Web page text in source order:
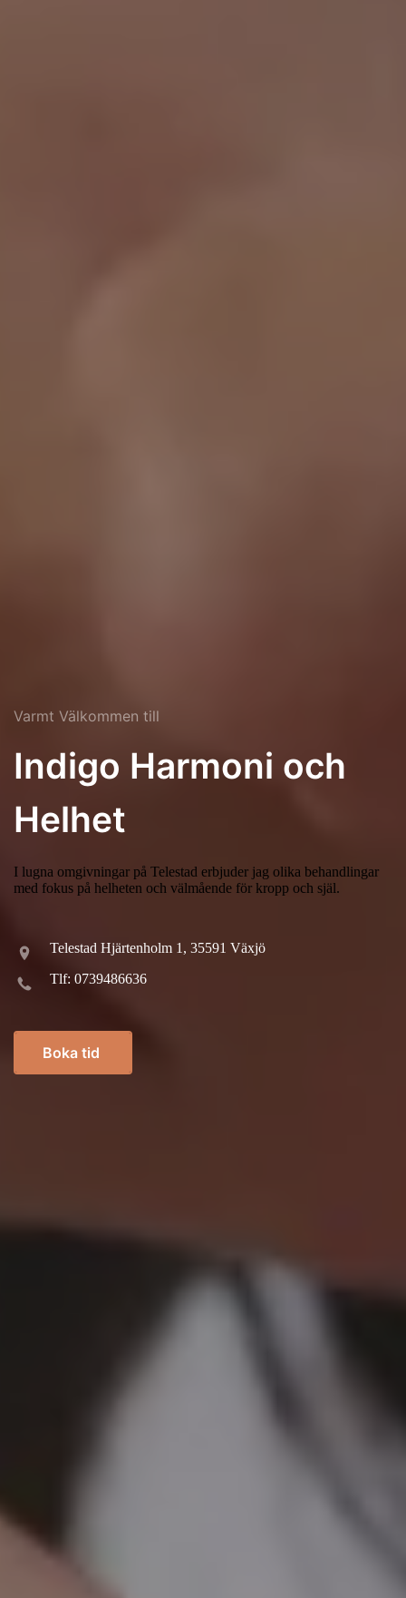
Varmt Välkommen till
Indigo Harmoni och
Helhet
I lugna omgivningar på Telestad erbjuder jag olika behandlingar
med fokus på helheten och välmående för kropp och själ.
Telestad Hjärtenholm 1, 35591 Växjö
Tlf: 0739486636
Boka tid